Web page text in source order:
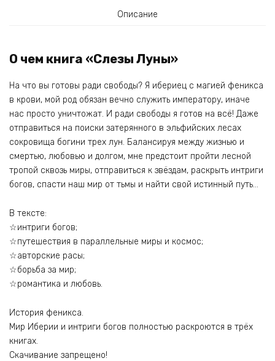
Описание
О чем книга «Слезы Луны»
На что вы готовы ради свободы? Я ибериец с магией феникса
в крови, мой род обязан вечно служить императору, иначе
нас просто уничтожат. И ради свободы я готов на всё! Даже
отправиться на поиски затерянного в эльфийских лесах
сокровища богини трех лун. Балансируя между жизнью и
смертью, любовью и долгом, мне предстоит пройти лесной
тропой сквозь миры, отправиться к звёздам, раскрыть интриги
богов, спасти наш мир от тьмы и найти свой истинный путь…
В тексте:
☆интриги богов;
☆путешествия в параллельные миры и космос;
☆авторские расы;
☆борьба за мир;
☆романтика и любовь.
История феникса.
Мир Иберии и интриги богов полностью раскроются в трёх
книгах.
Скачивание запрещено!